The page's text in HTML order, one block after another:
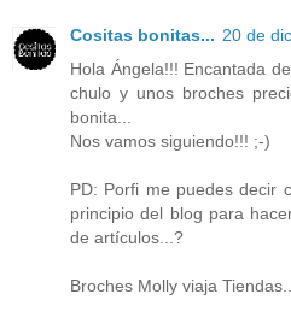
Cositas bonitas... 20 de
Hola Ángela!!! Encantada
chulo y unos broches
bonita...
Nos vamos siguiendo!!! ;-)
PD: Porfi me puedes decir
principio del blog para
de artículos...?
Broches Molly viaja Tiendas...